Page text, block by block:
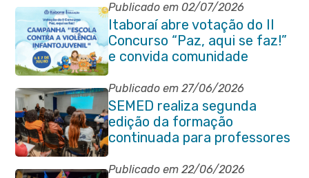
Publicado em 02/07/2026
Itaboraí abre votação do II
Concurso “Paz, aqui se faz!”
e convida comunidade
Publicado em 27/06/2026
SEMED realiza segunda
edição da formação
continuada para professores
e coordenadores
pedagógicos
Publicado em 22/06/2026